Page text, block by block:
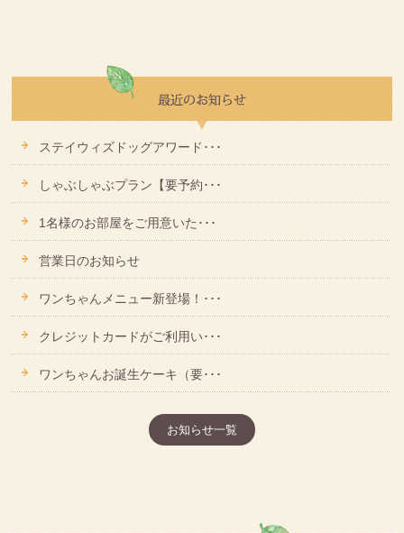
ステイウィズドッグアワード･･･
しゃぶしゃぶプラン【要予約･･･
1名様のお部屋をご用意いた･･･
営業日のお知らせ
ワンちゃんメニュー新登場！･･･
クレジットカードがご利用い･･･
ワンちゃんお誕生ケーキ（要･･･
お知らせ一覧